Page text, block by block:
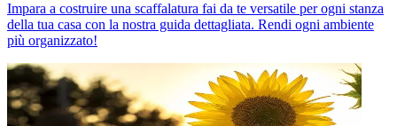
Impara a costruire una scaffalatura fai da te versatile per ogni stanza
della tua casa con la nostra guida dettagliata. Rendi ogni ambiente
più organizzato!